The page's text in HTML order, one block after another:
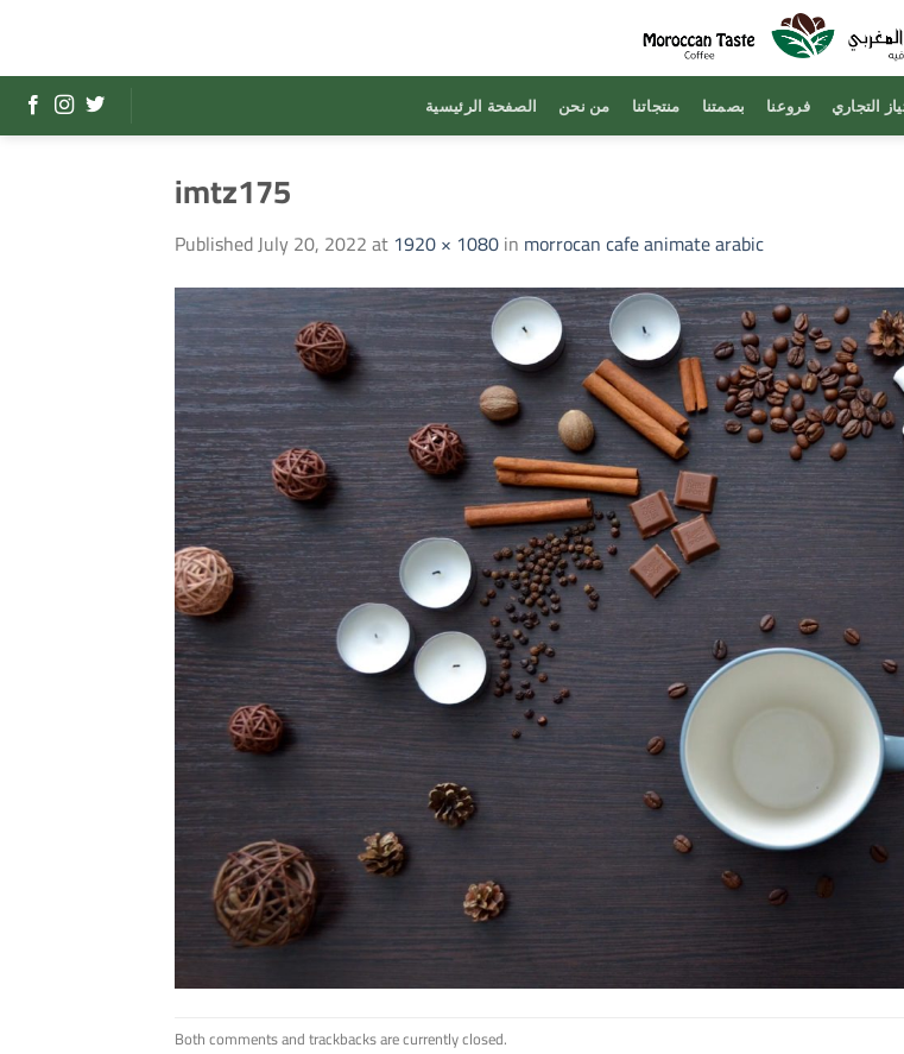
content
الصفحة الرئيسية من نحن منتجاتنا بصمتنا فروعنا التجاري
imtz175
PublishedJuly 20, 2022at 1920 × 1080in morrocan cafe animate arabic
Both comments and trackbacks are currently closed.